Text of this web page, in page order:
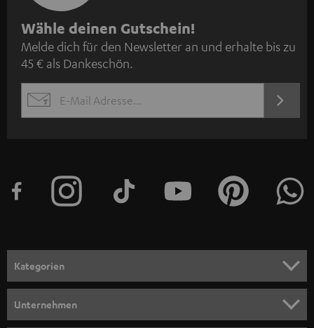
N
e
w
s
l
e
n
m
e
l
Wähle deinen Gutschein!
Melde dich für den Newsletter an und erhalte bis zu
45 € als Dankeschön.
EMAIL
JETZT
Kategorien
Unternehmen